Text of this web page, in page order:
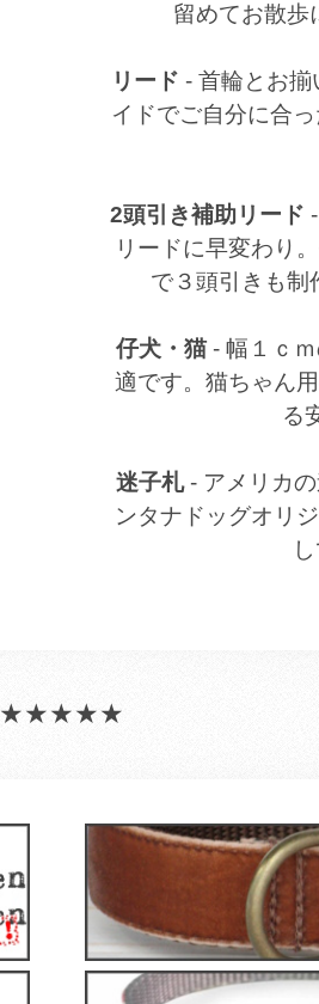
留めてお散歩
リード - 首輪とお揃
イドでご自分に合
2頭引き補助リード -
リードに早変わり
で３頭引きも制
仔犬・猫 - 幅１ｃ
適です。猫ちゃん
る
迷子札- アメリカ
ンタナドッグオリ
★★★★★